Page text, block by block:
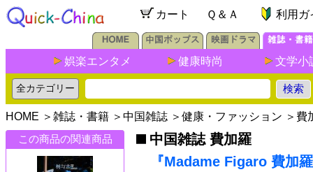
カート Ｑ＆Ａ 利用ガ
娯楽エンタメ 健康時尚 文学小
HOME ＞ 雑誌・書籍 ＞ 中国雑誌 ＞ 健康・ファッション ＞ 費
この商品の関連商品
中国雑誌 費加羅
『Madame Figaro 費加